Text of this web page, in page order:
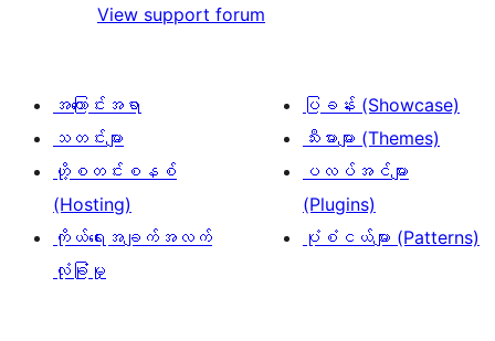
View support forum
အကြောင်းအရာ
သတင်းများ
ဟို့စတင်းစနစ်
(Hosting)
ကိုယ်ရေးအချက်အလက်
လုံခြုံမှု
ပြခန်း (Showcase)
သီးမားများ (Themes)
ပလပ်အင်များ
(Plugins)
ပုံစံငယ်များ (Patterns)